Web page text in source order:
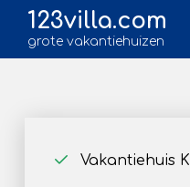
123villa.com
grote vakantiehuizen
Vakantiehuis